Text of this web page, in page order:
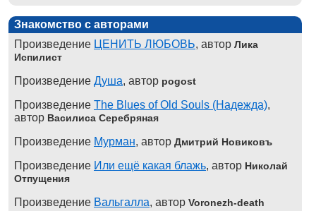
Знакомство с авторами
Произведение ЦЕНИТЬ ЛЮБОВЬ, автор Лика
Испилист
Произведение Душа, автор pogost
Произведение The Blues of Old Souls (Надежда),
автор Василиса Серебряная
Произведение Мурман, автор Дмитрий Новиковъ
Произведение Или ещё какая блажь, автор Николай
Отпущения
Произведение Вальгалла, автор Voronezh-death